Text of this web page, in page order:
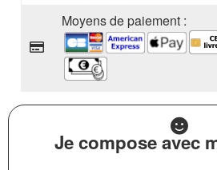
Moyens de paiement :
Je compose avec